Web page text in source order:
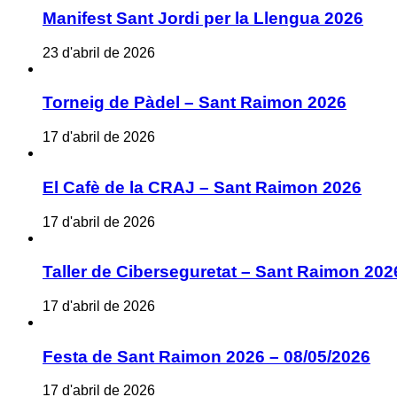
Manifest Sant Jordi per la Llengua 2026
23 d'abril de 2026
Torneig de Pàdel – Sant Raimon 2026
17 d'abril de 2026
El Cafè de la CRAJ – Sant Raimon 2026
17 d'abril de 2026
Taller de Ciberseguretat – Sant Raimon
17 d'abril de 2026
Festa de Sant Raimon 2026 – 08/05/2026
17 d'abril de 2026